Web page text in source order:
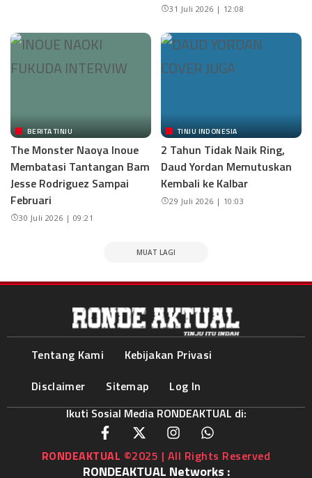
31 Juli 2026 | 12:08
BERITA TINJU
The Monster Naoya Inoue
Membatasi Tantangan Bam
Jesse Rodriguez Sampai
Februari
30 Juli 2026 | 09:21
TINJU INDONESIA
2 Tahun Tidak Naik Ring,
Daud Yordan Memutuskan
Kembali ke Kalbar
29 Juli 2026 | 10:03
MUAT LAGI
Tentang Kami
Kebijakan Privasi
Disclaimer
Sitemap
Log In
Ikuti Sosial Media RONDEAKTUAL di:
RONDEAKTUAL ©2025 | All Rights Reserved
RONDEAKTUAL Networks :